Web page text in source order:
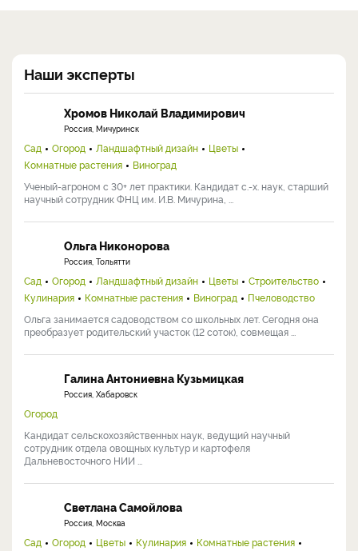
Наши эксперты
Хромов Николай Владимирович
Россия, Мичуринск
Сад Огород Ландшафтный дизайн
Цветы
Комнатные растения
Виноград
Ученый-агроном с 30+ лет практики. Кандидат с.-х. наук, старший
научный сотрудник ФНЦ им. И.В. Мичурина, ...
Ольга Никонорова
Россия, Тольятти
Сад Огород Ландшафтный дизайн Цветы
Строительство
Кулинария
Комнатные растения Виноград
Пчеловодство
Ольга занимается садоводством со школьных лет. Сегодня она
преобразует родительский участок (12 соток), совмещая ...
Галина Антониевна Кузьмицкая
Россия, Хабаровск
Огород
Кандидат сельскохозяйственных наук, ведущий научный
сотрудник отдела овощных культур и картофеля
Дальневосточного НИИ ...
Светлана Самойлова
Россия, Москва
Сад Огород Цветы Кулинария
Комнатные растения